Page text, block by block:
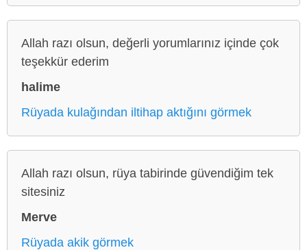
Allah razı olsun, değerli yorumlarınız içinde çok
teşekkür ederim
halime
Rüyada kulağından iltihap aktığını görmek
Allah razı olsun, rüya tabirinde güvendiğim tek
sitesiniz
Merve
Rüyada akik görmek